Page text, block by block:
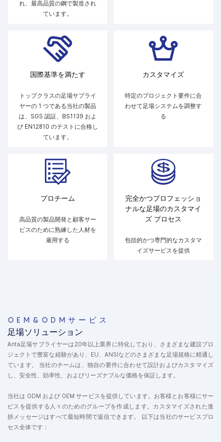
れ、最高品質の鋼で製造され
ています。
国際基準を満たす
トップクラスの足場サプライ
ヤーの 1 つである当社の製品
は、SGS 認証、BS1139 およ
び EN12810 のテストに合格し
ています。
カスタマイズ
特定のプロジェクト要件に合
わせて足場システムを調整す
る
プロチーム
高品質の製品開発と顧客サー
ビスのために熟練した人材を
雇用する
完全かつプロフェッショ
ナルな足場のカスタマイ
ズ プロセス
包括的かつ専門的なカスタマ
イズサービスを提供
OEM&ODMサービス
足場ソリューション
Anta足場サプライヤーは20年以上業界に特化しており、さまざまな建設プロ
ジェクトで豊富な経験があり、EU、ANSIなどのさまざまな足場規格に精通し
ています。 当社のチームは、独自の要件に合わせて設計およびカスタマイズ
し、安全性、効率性、およびリーズナブルな価格を保証します。
当社は ODM および OEM サービスを提供しています。お客様とお客様にサー
ビスを提供する人々のためのグループを作成します。カスタマイズされた進
捗メッセージはすべて最短時間で返信できます。 以下は当社のサービスプロ
セス全体です：